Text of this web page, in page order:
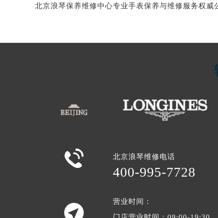
 北京浪琴维修电话
400-995-7728

营业时间：